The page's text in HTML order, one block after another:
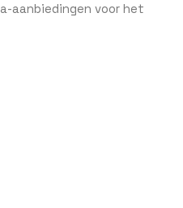
aanbiedingen voor het